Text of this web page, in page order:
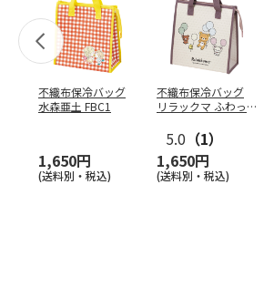
不織布保冷バッグ
水森亜土 FBC1
1,650円
(送料別・税込)
不織布保冷バッグ
リラックマ ふわっ
5.0 （1）
1,650円
(送料別・税込)